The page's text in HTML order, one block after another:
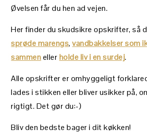
Øvelsen får du hen ad vejen.
Her finder du skudsikre opskrifter, så
sprøde marengs,vandbakkelser som
sammenellerholde liv i en surdej.
Alle opskrifter er omhyggeligt
lades i stikken eller bliver usikker på,
rigtigt. Det gør du:-)
Bliv den bedste bager i dit køkken!